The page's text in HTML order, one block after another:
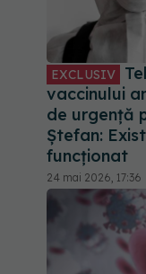
EXCLUSIV
vaccinului
de urgență
Ștefan:
funcționat
24 mai 2026, 17:36